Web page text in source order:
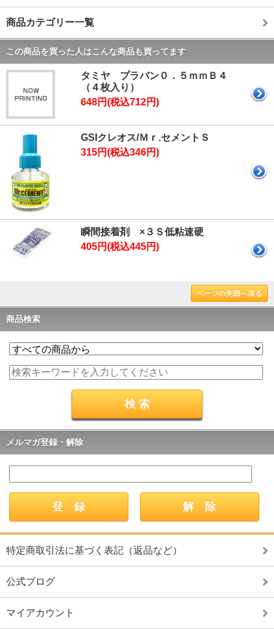
商品カテゴリー一覧
この商品を買った人はこんな商品も買ってます
タミヤ プラバン０．５ｍｍＢ４
（４枚入り）
648円(税込712円)
GSIクレオス/Ｍｒ.セメントＳ
315円(税込346円)
瞬間接着剤 ×３Ｓ低粘速硬
405円(税込445円)
ページの先頭へ戻る
商品検索
メルマガ登録・解除
特定商取引法に基づく表記（返品など）
公式ブログ
マイアカウント